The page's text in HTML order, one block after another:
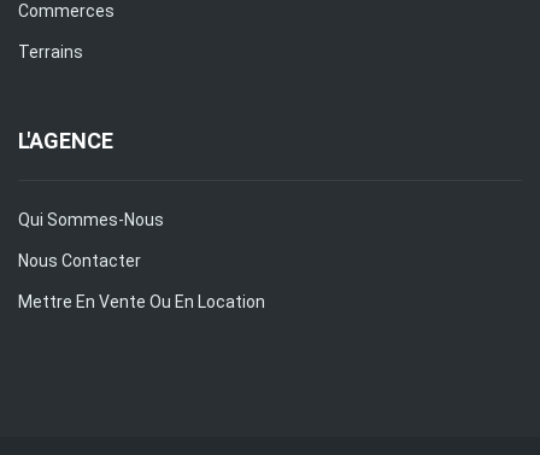
Commerces
Terrains
L'AGENCE
Qui Sommes-Nous
Nous Contacter
Mettre En Vente Ou En Location